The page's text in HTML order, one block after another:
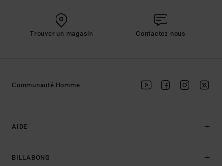
Trouver un magasin Contactez nous
AIDE
BILLABONG
Communauté Homme